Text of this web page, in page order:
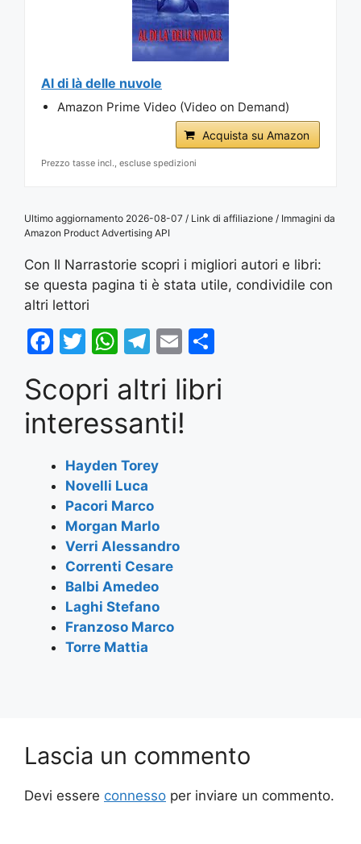
Al di là delle nuvole
Amazon Prime Video (Video on Demand)
Acquista su Amazon
Prezzo tasse incl., escluse spedizioni
Ultimo aggiornamento 2026-08-07 / Link di affiliazione / Immagini da
Amazon Product Advertising API
Con Il Narrastorie scopri i migliori autori e libri:
se questa pagina ti è stata utile, condividile con
altri lettori
F
c
e
b
o
o
k
T
itt
er
W
at
s
A
p
p
T
e
gr
a
m
E
ai
l
ar
Scopri altri libri
interessanti!
Hayden Torey
Novelli Luca
Pacori Marco
Morgan Marlo
Verri Alessandro
Correnti Cesare
Balbi Amedeo
Laghi Stefano
Franzoso Marco
Torre Mattia
Lascia un commento
Devi essere connesso per inviare un commento.